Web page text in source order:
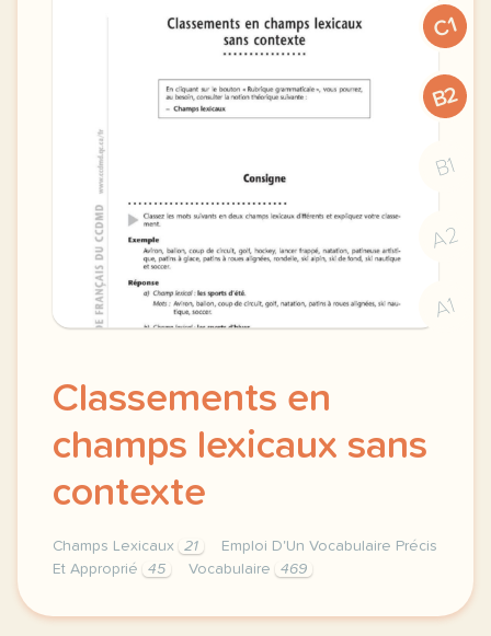
C1
B2
B1
A2
A1
Classements en
champs lexicaux sans
contexte
Champs Lexicaux 21
Emploi D'Un Vocabulaire Précis
Et Approprié
45 Vocabulaire 469
classements en champs lexicaux vocabulaire